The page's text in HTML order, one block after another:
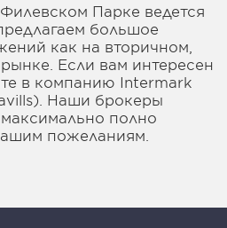
Парке ведется
большое
как на вторичном,
Если вам интересен
в компанию Intermark
Наши брокеры
полно
пожеланиям.